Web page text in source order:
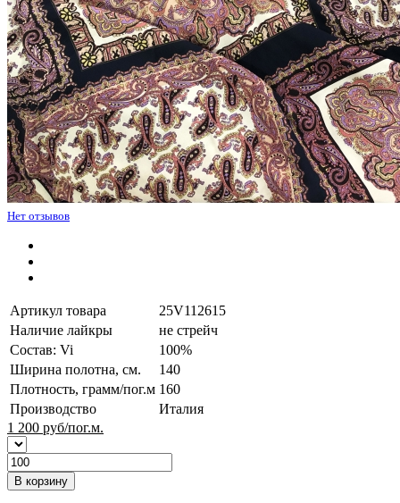
Нет отзывов
Артикул товара
25V112615
Наличие лайкры
не стрейч
Состав: Vi
100%
Ширина полотна, см.
140
Плотность, грамм/пог.м 160
Производство
Италия
1 200 руб/пог.м.
В корзину